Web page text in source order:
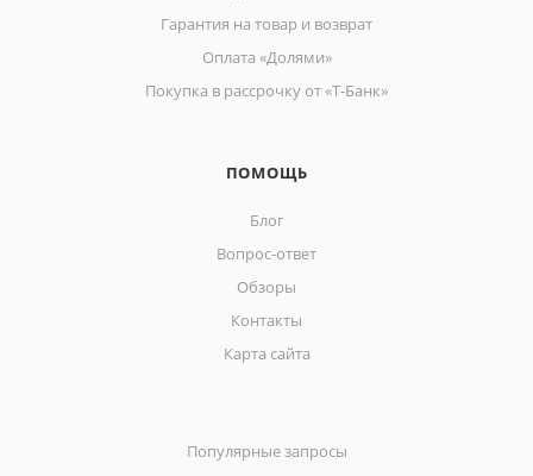
Гарантия на товар и возврат
Оплата «Долями»
Покупка в рассрочку от «Т-Банк»
ПОМОЩЬ
Блог
Вопрос-ответ
Обзоры
Контакты
Карта сайта
Популярные запросы